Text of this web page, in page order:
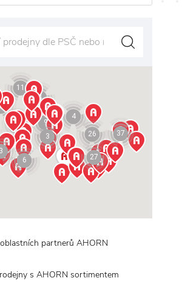
27
37
11
23
26
9
3
3
4
6
4
partnerů AHORN
s AHORN sortimentem